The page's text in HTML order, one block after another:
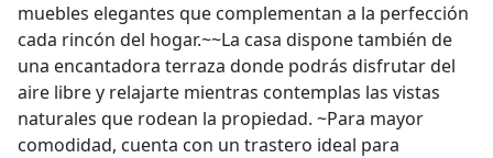
muebles elegantes que complementan a la perfección
cada rincón del hogar.~~La casa dispone también de
una encantadora terraza donde podrás disfrutar del
aire libre y relajarte mientras contemplas las vistas
naturales que rodean la propiedad. ~Para mayor
comodidad, cuenta con un trastero ideal para